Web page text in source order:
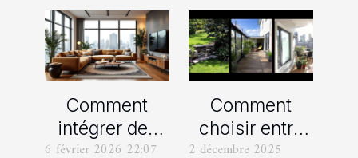
Comment
intégrer des
éléments
6 février 2026 22:07
Comment
choisir entre
un jardin, une
2 décembre 2025